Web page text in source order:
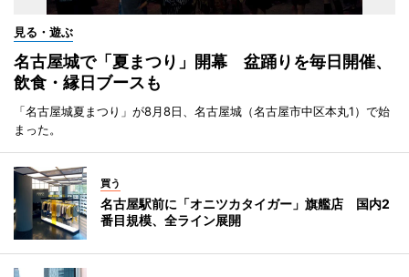
見る・遊ぶ
名古屋城で「夏まつり」開幕 盆踊りを毎日開催、
飲食・縁日ブースも
「名古屋城夏まつり」が8月8日、名古屋城（名古屋市中区本丸1）で始
まった。
買う
名古屋駅前に「オニツカタイガー」旗艦店 国内2
番目規模、全ライン展開